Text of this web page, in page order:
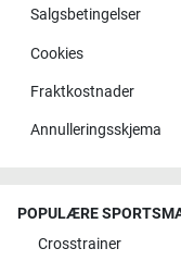
Salgsbetingelser
Cookies
Fraktkostnader
Annulleringsskjema
POPULÆRE
Crosstrainer